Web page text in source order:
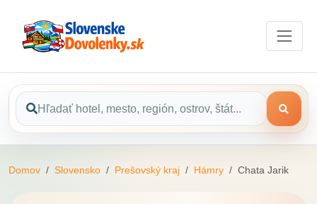
Domov Slovensko Prešovský kraj Hámry Chata Jarik